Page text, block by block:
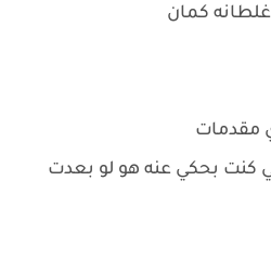
كمان
مقدمات
كنت بحكي عنه هو لو بعدت